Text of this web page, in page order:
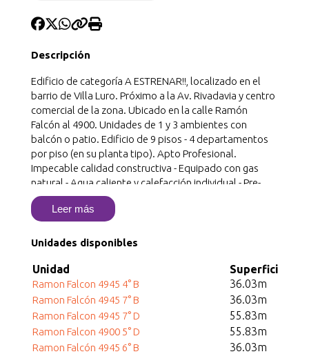
Descripción
Edificio de categoría A ESTRENAR!!, localizado en el
barrio de Villa Luro. Próximo a la Av. Rivadavia y centro
comercial de la zona. Ubicado en la calle Ramón
Falcón al 4900. Unidades de 1 y 3 ambientes con
balcón o patio. Edificio de 9 pisos - 4 departamentos
por piso (en su planta tipo). Apto Profesional.
Impecable calidad constructiva - Equipado con gas
natural - Agua caliente y calefacción individual - Pre-
Instalación para aires acondicionados. Cocheras
opcionales disponibles en planta baja. OPORTUNIDAD
Matricula Nº 597 - Nota importante: Toda la
deberán ratificarse con la documentación pertinente y
no compromete contractualmente a nuestra empresa.
Los gastos (expensas, ABL) expresados refieren a la
última información recabada y deberán confirmarse.
Fotografías no vinculantes ni contractuales.
Leer más
Unidades disponibles
Unidad Superficie
Ramon Falcon 4945 4° B 36.03m
Ramon Falcón 4945 7° B 36.03m
Ramon Falcon 4945 7° D 55.83m
Ramon Falcon 4900 5° D 55.83m
Ramon Falcón 4945 6° B 36.03m